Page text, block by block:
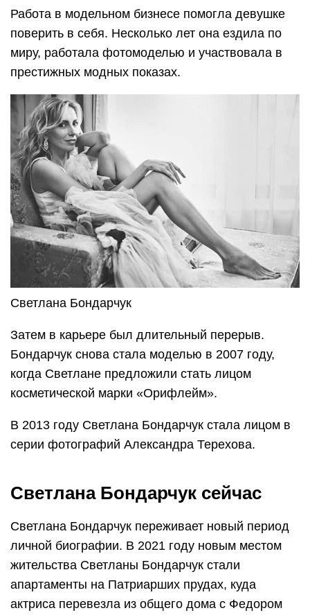
Работа в модельном бизнесе помогла девушке
поверить в себя. Несколько лет она ездила по
миру, работала фотомоделью и участвовала в
престижных модных показах.
Светлана Бондарчук
Затем в карьере был длительный перерыв.
Бондарчук снова стала моделью в 2007 году,
когда Светлане предложили стать лицом
косметической марки «Орифлейм».
В 2013 году Светлана Бондарчук стала лицом в
серии фотографий Александра Терехова.
Светлана Бондарчук сейчас
Светлана Бондарчук переживает новый период
личной биографии. В 2021 году новым местом
жительства Светланы Бондарчук стали
апартаменты на Патриарших прудах, куда
актриса перевезла из общего дома с Федором